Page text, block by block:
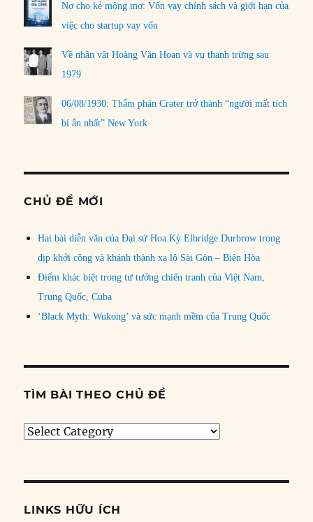
Nợ cho kẻ mộng mơ: Vốn vay chính sách và giới hạn của
việc cho startup vay vốn
Về nhân vật Hoàng Văn Hoan và vụ thanh trừng sau
1979
06/08/1930: Thẩm phán Crater trở thành “người mất tích
bí ẩn nhất” New York
CHỦ ĐỀ MỚI
Hai bài diễn văn của Đại sứ Hoa Kỳ Elbridge Durbrow trong
dịp khởi công và khánh thành xa lộ Sài Gòn – Biên Hòa
Điểm khác biệt trong tư tưởng chiến tranh của Việt Nam,
Trung Quốc, Cuba
‘Black Myth: Wukong’ và sức mạnh mềm của Trung Quốc
TÌM BÀI THEO CHỦ ĐỀ
Tìm
đề
LINKS HỮU ÍCH